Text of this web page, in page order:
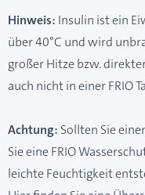
Hinweis: Insulin ist ein
über 40°C und wird
großer Hitze bzw.
auch nicht in einer FRIO
Achtung: Sollten Sie
Sie eine FRIO
leichte Feuchtigkeit